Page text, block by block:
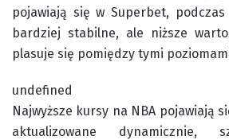
pojawiają się w Superbet,
bardziej stabilne, ale niższe
plasuje się pomiędzy tymi
undefined
Najwyższe kursy na NBA pojawiają
aktualizowane dynamicznie,